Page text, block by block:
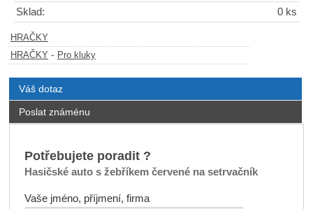
Sklad:
0 ks
HRAČKY
HRAČKY - Pro kluky
Váš dotaz
Poslat známénu
Potřebujete poradit ?
Hasičské auto s žebříkem červené na setrvačník
Vaše jméno, příjmení, firma